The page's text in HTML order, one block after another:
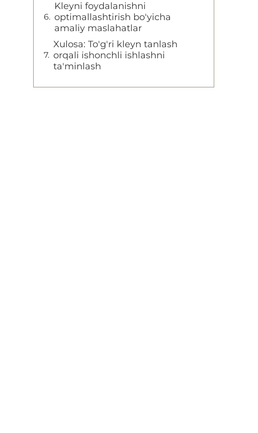
Kleyni foydalanishni
optimallashtirish bo'yicha
amaliy maslahatlar
Xulosa: To'g'ri kleyn tanlash
orqali ishonchli ishlashni
ta'minlash